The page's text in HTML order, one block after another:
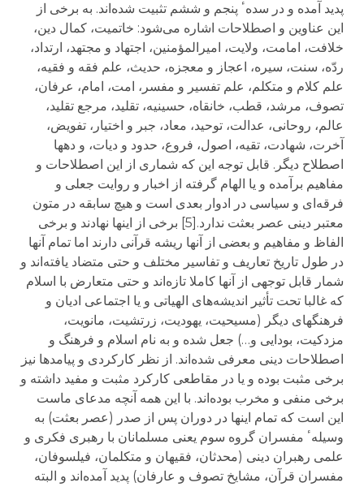
پدید آمده و در سدهٴ پنجم و ششم تثبیت شده‌اند. به برخی از
این عناوین و اصطلاحات اشاره می‌شود: خاتمیت، کمال دین،
خلافت، امامت، ولایت، امیرالمؤمنین، اجتهاد و مجتهد، ارتداد،
ردّه، سنت، سیره، اعجاز و معجزه، حدیث، علم فقه و فقیه،
علم کلام و متکلم، علم تفسیر و مفسر، امت، امام، عرفان،
تصوف، مرشد، قطب، خانقاه، حسینیه، تقلید، مرجع تقلید،
عالم، روحانی، عدالت، توحید، معاد، جبر و اختیار، تفویض،
آخرت، شهادت، تقیه، اصول، فروع، حدود و دیات، و دهها
اصطلاح دیگر. قابل توجه این که شماری از این اصطلاحات و
مفاهیم برآمده و یا الهام گرفته از اخبار و روایت جعلی و
فرقه‌ای و سیاسی در ادوار بعدی است و هیچ سابقه در متون
معتبر دینی عصر بعثت ندارد.[5] برخی از اینها نهادند و برخی
الفاظ و مفاهیم و بعضی از آنها ریشه قرآنی دارند اما تمام آنها
در طول تاریخ تعاریف و تفاسیر مختلف و حتی متضاد یافته‌اند و
شمار قابل توجهی از آنها کاملا تازه‌اند و حتی متعارض با اسلام
که غالبا تحت تأثیر اندیشه‌های الهیاتی و یا اجتماعی ادیان و
فرهنگهای دیگر (مسیحیت، یهودیت، زرتشیت، مانویت،
مزدکیت، بودایی و…) جعل شده و به نام اسلام و فرهنگ و
اصطلاحات دینی معرفی شده‌اند. از نظر کارکردی و پیامدها نیز
برخی مثبت بوده و یا در مقاطعی کارکرد مثبت و مفید داشته و
برخی منفی و مخرب بوده‌اند. با این همه آنچه مدعای ماست
این است که تمام اینها در دوران پس از صدر (عصر بعثت) به
وسیلهٴ مفسران گروه سوم یعنی مسلمانان با رهبری فکری و
علمی رهبران دینی (محدثان، فقیهان و متکلمان، فیلسوفان،
مفسران قرآن، مشایخ تصوف و عارفان) پدید آمده‌اند و البته